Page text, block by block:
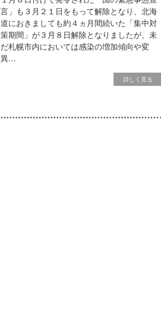
言」も３月２１日をもって解除となり、北海
道におきましても約４ヵ月間続いた「集中対
策期間」が３月８日解除となりましたが、未
だ札幌市内においては感染の増加傾向や変
異…
詳しく見る